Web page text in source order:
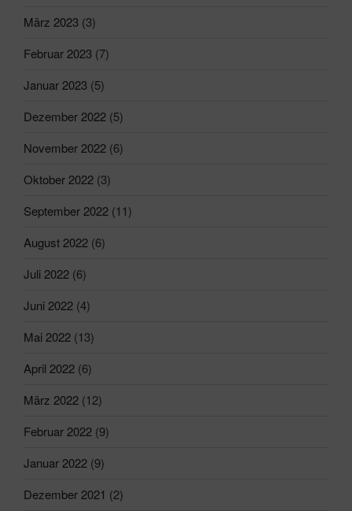
März 2023 (3)
Februar 2023 (7)
Januar 2023 (5)
Dezember 2022 (5)
November 2022 (6)
Oktober 2022 (3)
September 2022 (11)
August 2022 (6)
Juli 2022 (6)
Juni 2022 (4)
Mai 2022 (13)
April 2022 (6)
März 2022 (12)
Februar 2022 (9)
Januar 2022 (9)
Dezember 2021 (2)